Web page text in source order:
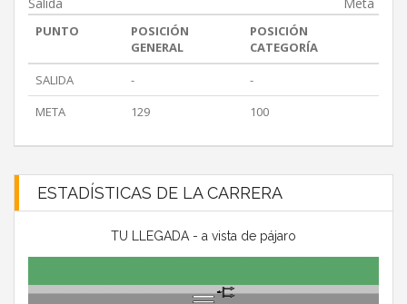
Salida Meta
PUNTO
POSICIÓN
GENERAL
POSICIÓN
CATEGORÍA
SALIDA
-
-
META
129 100
ESTADÍSTICAS DE LA CARRERA
TU LLEGADA - a vista de pájaro